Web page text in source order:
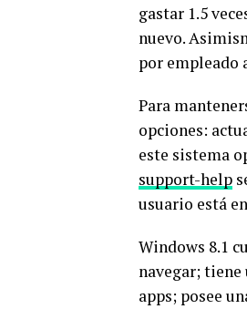
gastar 1.5
nuevo.
por empleado
Para
opciones:
este sistema
support-help
usuario está
Windows 8.1
navegar;
apps; posee